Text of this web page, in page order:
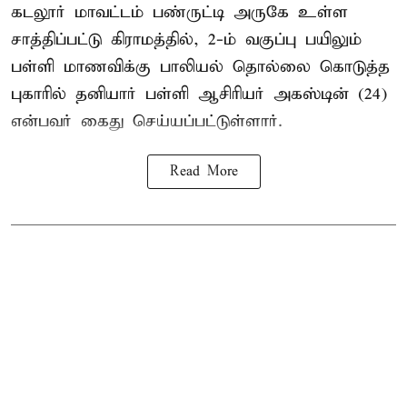
கடலூர் மாவட்டம் பண்ருட்டி அருகே உள்ள
சாத்திப்பட்டு கிராமத்தில், 2-ம் வகுப்பு பயிலும்
பள்ளி மாணவிக்கு பாலியல் தொல்லை கொடுத்த
புகாரில் தனியார் பள்ளி ஆசிரியர் அகஸ்டின் (24)
என்பவர் கைது செய்யப்பட்டுள்ளார்.
Read More